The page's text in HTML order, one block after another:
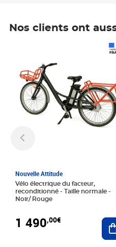
Nos clients ont
Nouvelle Attitude
Vélo électrique du facteur,
reconditionné - Taille normale -
Noir/ Rouge
1 490,00€